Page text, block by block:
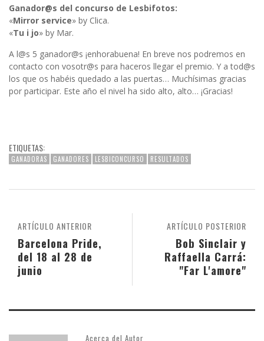
Ganador@s del concurso de Lesbifotos:
«Mirror service» by Clica.
«Tu i jo» by Mar.
A l@s 5 ganador@s ¡enhorabuena! En breve nos podremos en
contacto con vosotr@s para haceros llegar el premio. Y a tod@s
los que os habéis quedado a las puertas… Muchísimas gracias
por participar. Este año el nivel ha sido alto, alto… ¡Gracias!
ETIQUETAS:
GANADORAS GANADORES LESBICONCURSO RESULTADOS
ARTÍCULO POSTERIOR
Bob Sinclair y
Raffaella Carrá:
"Far L'amore"
ARTÍCULO ANTERIOR
Barcelona Pride,
del 18 al 28 de
junio
Acerca del Autor